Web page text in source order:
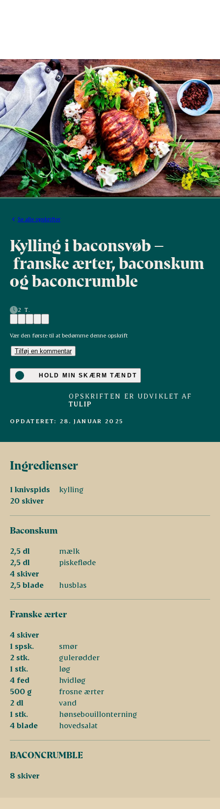
Se alle opskrifter
Kylling i baconsvøb –
franske ærter, baconskum
og baconcrumble
2 T.
Vær den første til at bedømme denne opskrift
Tilføj en kommentar
HOLD MIN SKÆRM TÆNDT
OPSKRIFTEN ER UDVIKLET AF
TULIP
OPDATERET: 28. JANUAR 2025
Ingredienser
1 knivspids
kylling
20 skiver
Baconskum
2,5 dl
mælk
2,5 dl
piskefløde
4 skiver
2,5 blade
husblas
Franske ærter
4 skiver
1 spsk.
smør
2 stk.
gulerødder
1 stk.
løg
4 fed
hvidløg
500 g
frosne ærter
2 dl
vand
1 stk.
hønsebouillonterning
4 blade
hovedsalat
BACONCRUMBLE
8 skiver